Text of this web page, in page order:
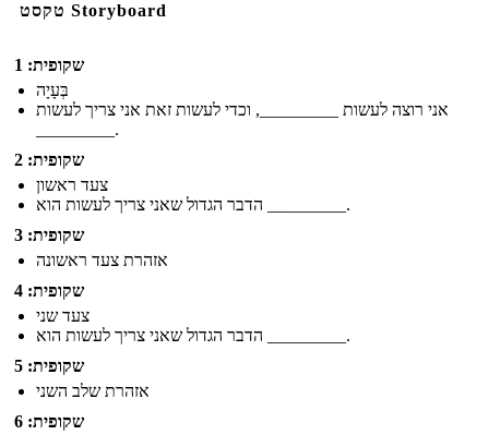
טקסט Storyboard
שקופית: 1
בְּעָיָה
אני רוצה לעשות _________, וכדי לעשות זאת אני צריך לעשות
_________.
שקופית: 2
צעד ראשון
הדבר הגדול שאני צריך לעשות הוא _________.
שקופית: 3
אזהרת צעד ראשונה
שקופית: 4
צעד שני
הדבר הגדול שאני צריך לעשות הוא _________.
שקופית: 5
אזהרת שלב השני
שקופית: 6